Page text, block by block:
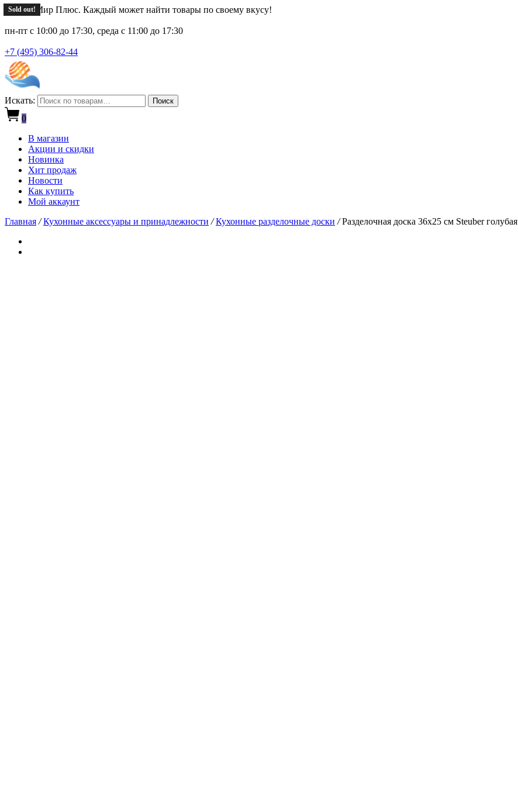
Новый Мир Плюс. Каждый может найти товары по своему вкусу!
пн-пт с 10:00 до 17:30, среда с 11:00 до 17:30
+7 (495) 306-82-44
Искать: Поиск
0
В магазин
Акции и скидки
Новинка
Хит продаж
Новости
Как купить
Мой аккаунт
Главная / Кухонные аксессуары и принадлежности / Кухонные разделочные доски /Разделочная доска 36х25 см Steuber голубая
Sold out!